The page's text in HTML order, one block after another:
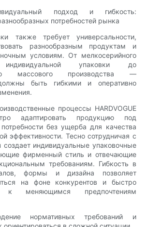
подход и гибкость:
потребностей рынка
также требует универсальности,
разнообразным продуктам и
условиям. От мелкосерийного
индивидуальной упаковки до
массового производства —
быть гибкими и оперативно
процессы HARDVOGUE
адаптировать продукцию под
без ущерба для качества
эффективности. Тесно сотрудничая с
создает индивидуальные упаковочные
фирменный стиль и отвечающие
требованиям. Гибкость в
формы и дизайна позволяет
на фоне конкурентов и быстро
к меняющимся предпочтениям
нормативных требований и